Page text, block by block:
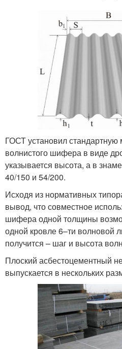
ГОСТ установил стандартную
волнистого шифера в виде
указывается высота, а в
40/150 и 54/200.
Исходя из нормативных
вывод, что совместное
шифера одной толщины
одной кровле 6–ти волновой
получится – шаг и высота
Плоский асбестоцементный
выпускается в нескольких